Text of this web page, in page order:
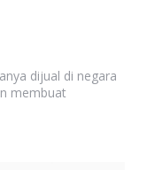
dijual di negara
membuat